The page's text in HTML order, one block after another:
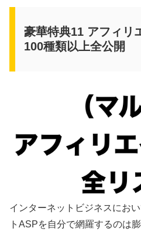
豪華特典11 アフィリ
100種類以上全公開
インターネットビジネスにお
トASPを自分で網羅するのは